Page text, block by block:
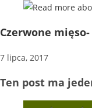
Czerwone
7 lipca, 2017
Ten post ma